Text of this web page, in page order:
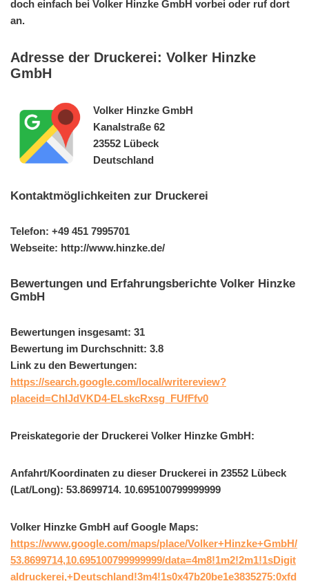
doch einfach bei Volker Hinzke GmbH vorbei oder ruf dort
an.
Adresse der Druckerei: Volker Hinzke
GmbH
Volker Hinzke GmbH
Kanalstraße 62
23552 Lübeck
Deutschland
Kontaktmöglichkeiten zur Druckerei
Telefon: +49 451 7995701
Webseite: http://www.hinzke.de/
Bewertungen und Erfahrungsberichte Volker Hinzke
GmbH
Bewertungen insgesamt: 31
Bewertung im Durchschnitt: 3.8
Link zu den Bewertungen:
https://search.google.com/local/writereview?
placeid=ChIJdVKD4-ELskcRxsg_FUfFfv0
Preiskategorie der Druckerei Volker Hinzke GmbH:
Anfahrt/Koordinaten zu dieser Druckerei in 23552 Lübeck
(Lat/Long): 53.8699714. 10.695100799999999
Volker Hinzke GmbH auf Google Maps:
https://www.google.com/maps/place/Volker+Hinzke+GmbH/
53.8699714,10.695100799999999/data=4m8!1m2!2m1!1sDigit
aldruckerei,+Deutschland!3m4!1s0x47b20be1e3835275:0xfd